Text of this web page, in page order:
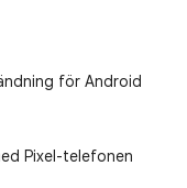
för Android
Pixel-telefonen